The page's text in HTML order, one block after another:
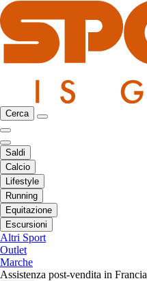
Cerca
Saldi
Calcio
Lifestyle
Running
Equitazione
Escursioni
Altri Sport
Outlet
Marche
Assistenza post-vendita in Francia